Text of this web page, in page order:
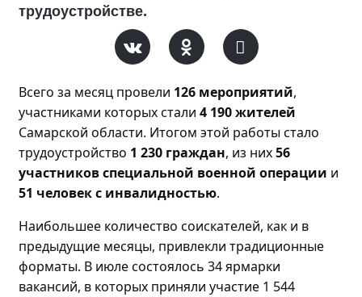
трудоустройстве.
Всего за месяц провели 126 мероприятий,
участниками которых стали 4 190 жителей
Самарской области. Итогом этой работы стало
трудоустройство 1 230 граждан, из них56
участников специальной военной операции и
51 человек с инвалидностью.
Наибольшее количество соискателей, как и в
предыдущие месяцы, привлекли традиционные
форматы. В июле состоялось 34 ярмарки
вакансий, в которых приняли участие 1 544